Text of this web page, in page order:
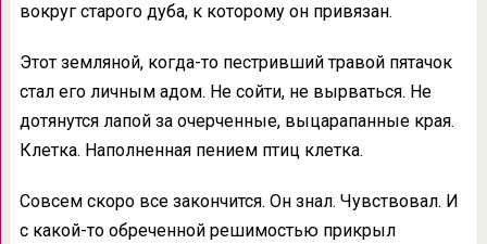
вокруг старого дуба, к которому он привязан.
Этот земляной, когда-то пестривший травой пятачок
стал его личным адом. Не сойти, не вырваться. Не
дотянутся лапой за очерченные, выцарапанные края.
Клетка. Наполненная пением птиц клетка.
Совсем скоро все закончится. Он знал. Чувствовал. И
с какой-то обреченной решимостью прикрыл